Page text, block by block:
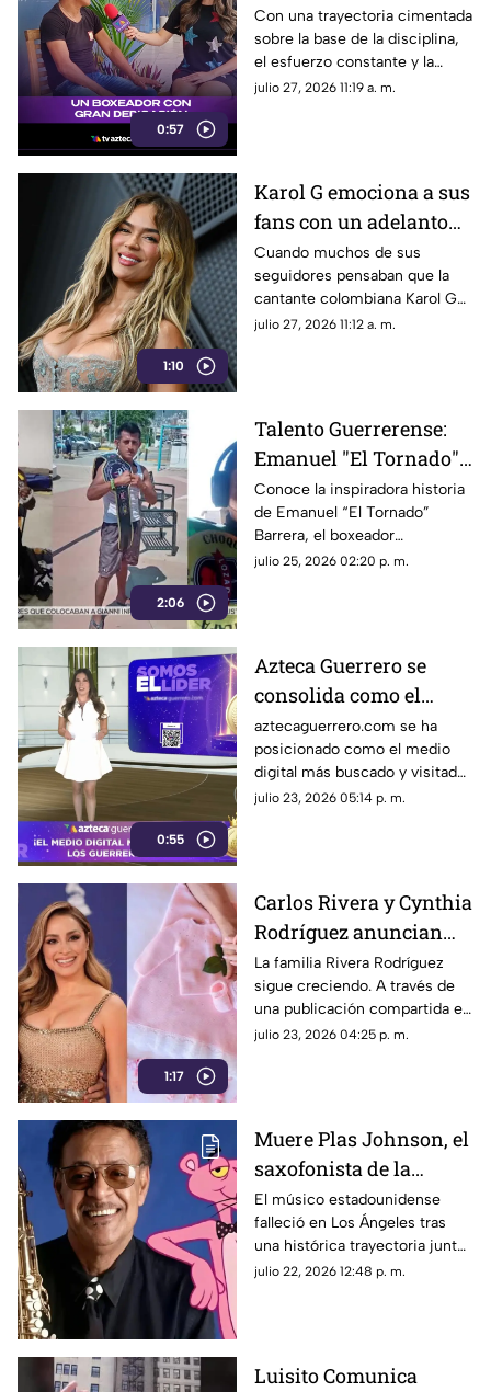
0:57
disciplina y promesa
del boxeo Guerrerense
Con una trayectoria cimentada
sobre la base de la disciplina,
el esfuerzo constante y la
dedicación, el boxeador
destacados y prometedores
del estado de Guerrero.
julio 27, 2026 11:19 a. m.
1:10
Karol G emociona a sus
fans con un adelanto
de su próximo sencillo
Matadora
Cuando muchos de sus
seguidores pensaban que la
cantante colombiana Karol G
se tomaría un descanso de la
exclusivo de lo que promete
ser su nuevo sencillo titulado
“Matadora”.
julio 27, 2026 11:12 a. m.
2:06
Talento Guerrerense:
Emanuel "El Tornado"
Barrera, el boxeador
que conquista sus
sueños con disciplina y
sencillez
Conoce la inspiradora historia
de Emanuel “El Tornado”
Barrera, el boxeador
guerrerense que demuestra
julio 25, 2026 02:20 p. m.
0:55
Azteca Guerrero se
consolida como el
medio digital líder en el
Estado
aztecaguerrero.com se ha
posicionado como el medio
digital más buscado y visitado
por los habitantes del estado
audiencia local.
julio 23, 2026 05:14 p. m.
1:17
Carlos Rivera y Cynthia
Rodríguez anuncian
que esperan a su
segunda bebé
La familia Rivera Rodríguez
sigue creciendo. A través de
una publicación compartida en
sus redes sociales, el cantante
encuentran en la dulce espera
de su segundo bebé.
julio 23, 2026 04:25 p. m.
Muere Plas Johnson, el
saxofonista de la
pegajosa melodía de la
Pantera Rosa
El músico estadounidense
falleció en Los Ángeles tras
una histórica trayectoria junto
a leyendas del jazz y otros
julio 22, 2026 12:48 p. m.
Luisito Comunica